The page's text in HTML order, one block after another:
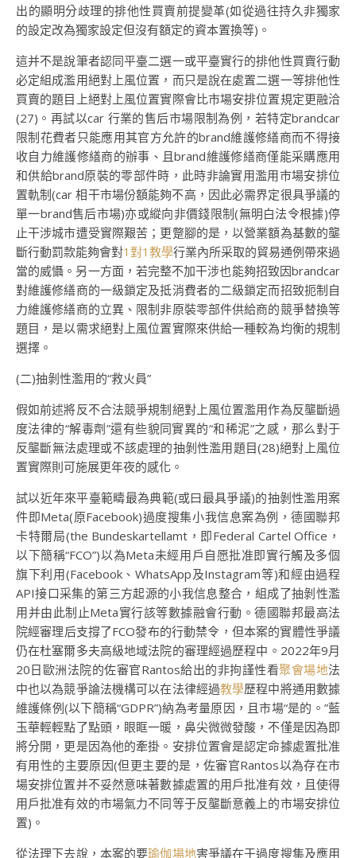
出的顯明分歧理的排他性買賣前提變革(如從過往持久非獨家
的設定改為獨家設定但沒有額定的資本置換等)。
這并不是說筆者認同平臺二選一或平臺實行的排他性買賣行動
必定組成濫用絕對上風位置，而只是說在處置二選一等排他性
買賣的題目上絕對上風位置實際會比市場安排位置規定更融洽
(27)。再試以car 行業的售后市場限制為例，若特定brandcar
限制花費者只能應用其官方允許的brand維護修繕商而不得接
收自力維護修繕商的辦事、且brand維護修繕商僅能采購應用
和供給brand原裝的零部件時，此時非論實用濫用市場安排位
置軌制(car 相干市場份額能夠不高，因此必需界定很具爭議的
單一brand售后市場)亦或縱向非價錢限制(無明白法令根據)停
止干涉城市遭受實際艱苦；更蹩腳的是，以營業額為基數的壟
斷行動罰款能夠會對1對1教學行業內所采取的貿易通例帶來過
當的威懾。另一方面，若完整不加干涉也能夠招致因brandcar
對維護修繕商的一級鎖定及抵消費者的二級鎖定而招致扼制自
力維護修繕商的立異、限制非原裝零部件供給商的競爭替換等
題目，是以需求絕對上風位置實際來供給一種較為均衡的規制
選擇。
(二)抽剝性濫用的“救火員”
假如前述將反不合法競爭規制絕對上風位置濫用作為反壟斷過
度法律的“解毒劑”還有些貌同實異的“和稀泥”之感，那么對于
反壟斷無法處理或不該處理的抽剝性濫用題目(28)絕對上風位
置實際則可施展更年夜的感化。
試以近年來平臺範疇最為典範(或曰最具爭議)的抽剝性濫用案
件即Meta(原Facebook)過度搜集小我信息案為例，德國聯邦
卡特爾局(the Bundeskartellamt，即Federal Cartel Office，
以下簡稱“FCO”)以為Meta未經用戶自愿批准即實行觸及多個
旗下利用(Facebook、WhatsApp及Instagram等)和經由過程
API接口采集的第三方起源的小我信息整合，組成了抽剝性濫
用并由此制止Meta實行該等數據融會行動。德國聯邦最高法
院經審理后支撐了FCO發布的行動禁令，但本案的實體性爭議
仍在杜塞爾多夫高級地域法院的審理經過歷程中。2022年9月
20日歐洲法院的佐審官Rantos給出的非拘謹性看聚會場地法
中也以為競爭論法機構可以在法律經過教學歷程中將通用數據
維護條例(以下簡稱“GDPR”)納為考量原因，且市場“是的。”藍
玉華輕輕點了點頭，眼眶一暖，鼻尖微微發酸，不僅是因為即
將分開，更是因為他的牽掛。安排位置會是認定命據處置批准
有用性的主要原因(但更主要的是，佐審官Rantos以為存在市
場安排位置并不妥然意味著數據處置的用戶批准有效，且使得
用戶批准有效的市場氣力不同等于反壟斷意義上的市場安排位
置)。
從法理下去說，本案的要瑜伽場地害爭議在于過度搜集及應用